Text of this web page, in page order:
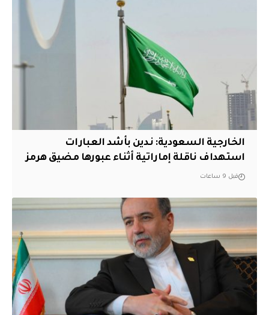
‏الخارجية السعودية: ندين بأشد العبارات
استهداف ناقلة إماراتية أثناء عبورها مضيق هرمز
قبل 9 ساعات